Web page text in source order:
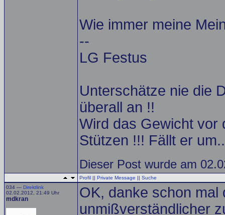
Wie immer meine
--
LG Festus
Unterschätze nie die
überall an !!
Wird das Gewicht vor
Stützen !!! Fällt er
Dieser Post wurde am
Profil || Private Message || Suche
034 — Direktlink
02.02.2012, 21:49 Uhr
mdkran
OK, danke schon mal
unmißverständlicher